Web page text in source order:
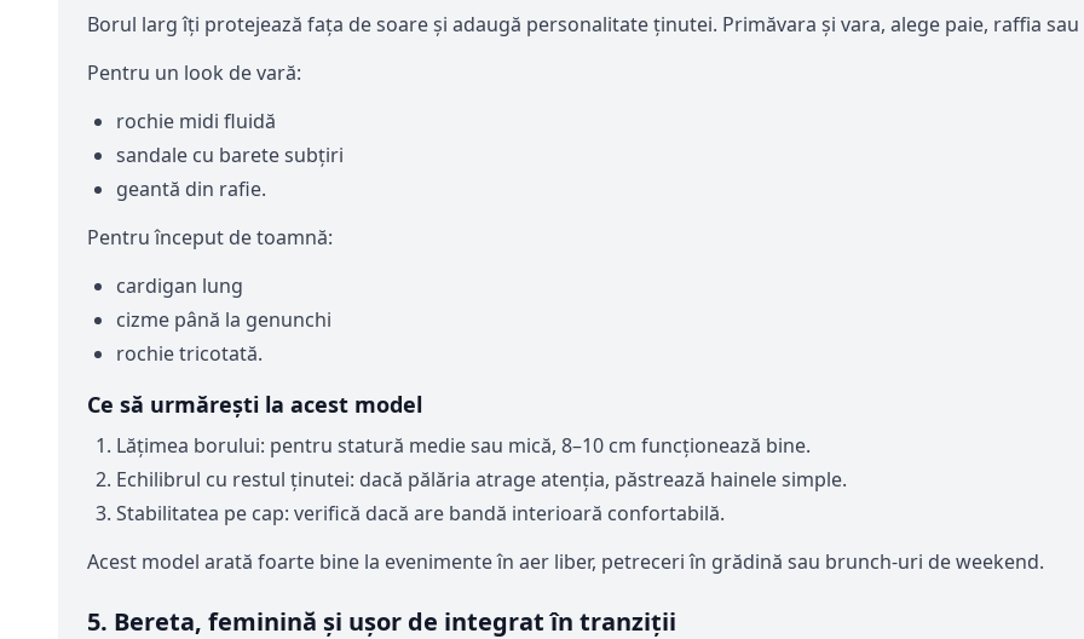
Borul larg îți protejează fața de soare și adaugă personalitate ținutei. Primăvara și vara, alege paie, raffia
Pentru un look de vară:
rochie midi fluidă
sandale cu barete subțiri
geantă din rafie.
Pentru început de toamnă:
cardigan lung
cizme până la genunchi
rochie tricotată.
Ce să urmărești la acest model
Lățimea borului: pentru statură medie sau mică, 8–10 cm funcționează bine.
Echilibrul cu restul ținutei: dacă pălăria atrage atenția, păstrează hainele simple.
Stabilitatea pe cap: verifică dacă are bandă interioară confortabilă.
Acest model arată foarte bine la evenimente în aer liber, petreceri în grădină sau brunch-uri de weekend.
5. Bereta, feminină și ușor de integrat în tranziții